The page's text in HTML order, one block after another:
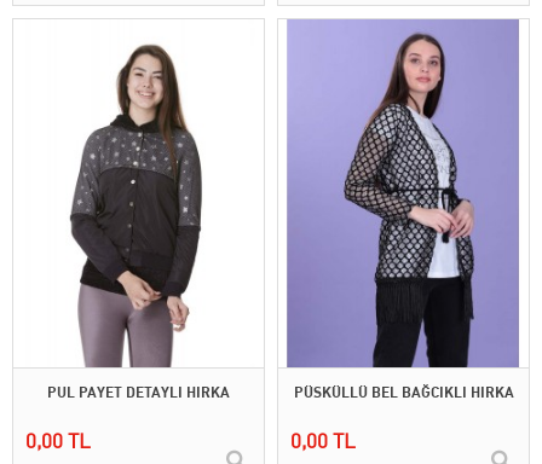
PUL PAYET DETAYLI HIRKA
0,00 TL
PÜSKÜLLÜ BEL BAĞCIKLI HIRKA
0,00 TL